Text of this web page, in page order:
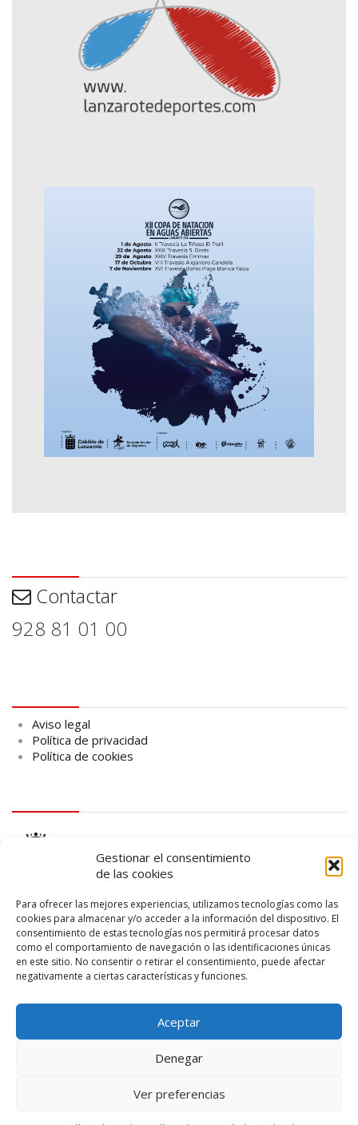
Gestionar el consentimiento
de las cookies
Para ofrecer las mejores experiencias, utilizamos tecnologías como las
cookies para almacenar y/o acceder a la información del dispositivo. El
consentimiento de estas tecnologías nos permitirá procesar datos
como el comportamiento de navegación o las identificaciones únicas
en este sitio. No consentir o retirar el consentimiento, puede afectar
negativamente a ciertas características y funciones.
Aceptar
Denegar
Ver preferencias
Contactar
928 81 01 00
Aviso legal
Política de privacidad
Política de cookies
logo SID